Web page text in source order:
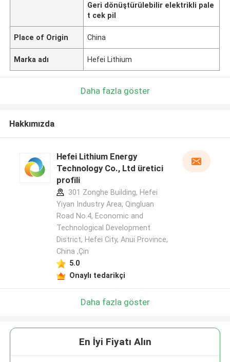
Geri dönüştürülebilir elektrikli pale
t cek pil
Place of Origin China
Marka adı Hefei Lithium
Daha fazla göster
Hakkımızda
Hefei Lithium Energy
Technology Co., Ltd üretici
profili
301 Zonghe Building, Hefei
Yiyan Industry Area, Qingluan
Road No.4, Economic and
Technological Development
District, Hefei City, Anui Province,
China ,Çin
5.0
Onaylı tedarikçi
Daha fazla göster
En İyi Fiyatı Alın